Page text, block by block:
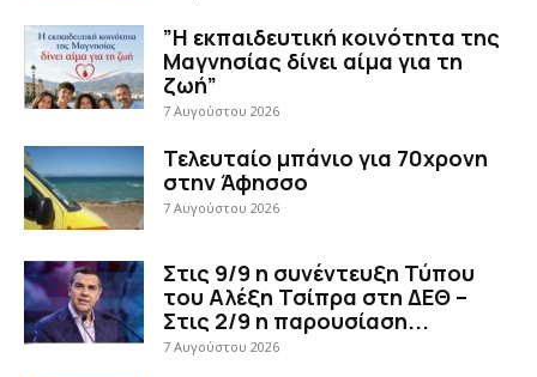
”Η εκπαιδευτική κοινότητα της
Μαγνησίας δίνει αίμα για τη
ζωή”
7 Αυγούστου 2026
Τελευταίο μπάνιο για 70χρονη
στην Άφησσο
7 Αυγούστου 2026
Στις 9/9 η συνέντευξη Τύπου
του Αλέξη Τσίπρα στη ΔΕΘ –
Στις 2/9 η παρουσίαση...
7 Αυγούστου 2026